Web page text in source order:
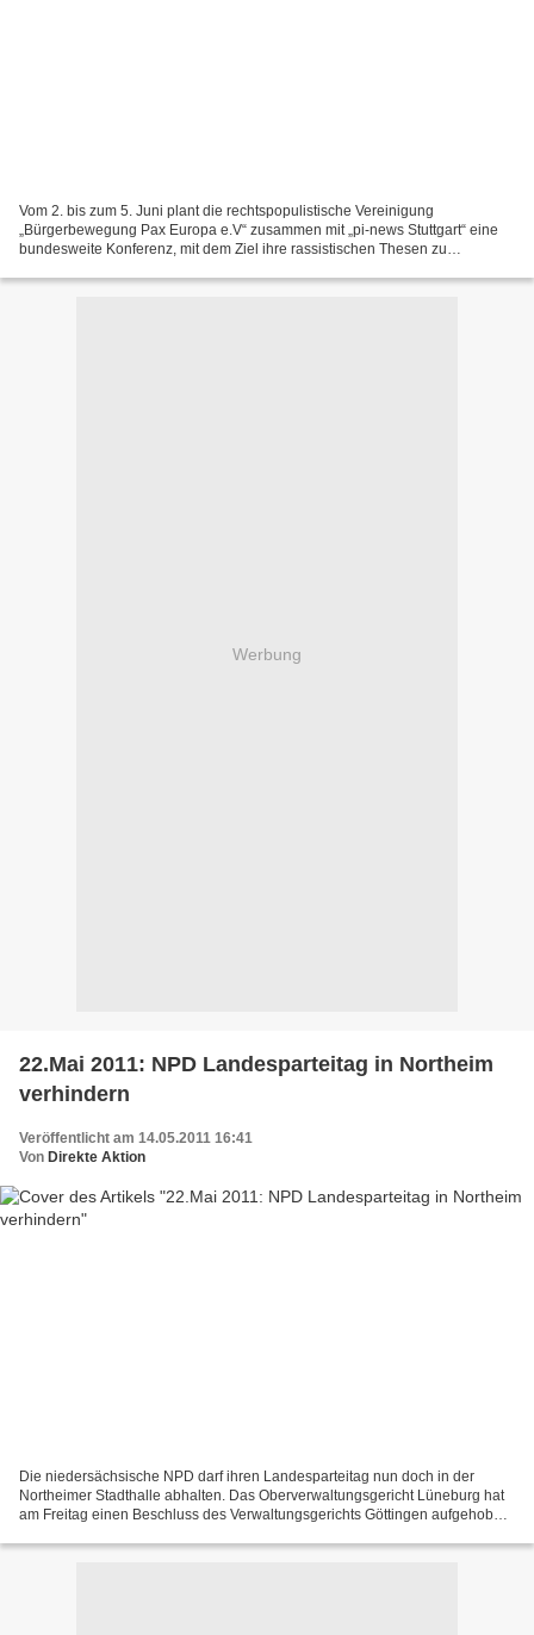
Vom 2. bis zum 5. Juni plant die rechtspopulistische Vereinigung
„Bürgerbewegung Pax Europa e.V“ zusammen mit „pi-news Stuttgart“ eine
bundesweite Konferenz, mit dem Ziel ihre rassistischen Thesen zu
Werbung
22.Mai 2011: NPD Landesparteitag in Northeim
verhindern
Veröffentlicht am 14.05.2011 16:41
Von Direkte Aktion
Die niedersächsische NPD darf ihren Landesparteitag nun doch in der
Northeimer Stadthalle abhalten. Das Oberverwaltungsgericht Lüneburg hat
am Freitag einen Beschluss des Verwaltungsgerichts Göttingen aufgehoben,